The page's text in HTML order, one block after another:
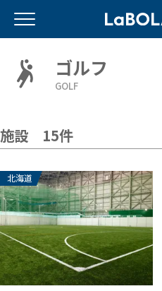
ゴルフ
GOLF
施設 15件
北海道